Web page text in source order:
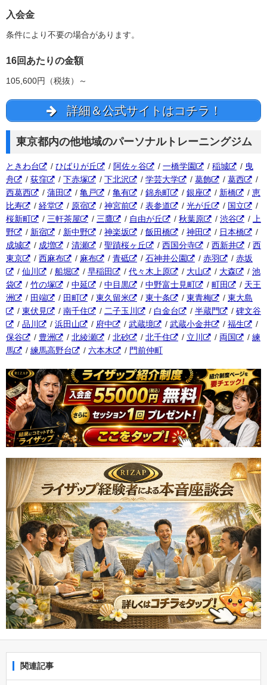
入会金
条件により不要の場合があります。
16回あたりの金額
105,600円（税抜）～
詳細＆公式サイトはコチラ！
東京都内の他地域のパーソナルトレーニングジム
ときわ台 / ひばりが丘 / 阿佐ヶ谷 / 一橋学園 / 稲城 / 曳
舟
/ 荻窪 / 下赤塚 / 下北沢 / 学芸大学 / 葛飾 / 葛西
/
西葛西
/ 蒲田 / 亀戸 / 亀有 / 錦糸町 / 銀座 / 新橋 / 恵
比寿
/ 経堂 / 原宿 / 神宮前 / 表参道 / 光が丘 / 国立
/
桜新町
/ 三軒茶屋 / 三鷹 / 自由が丘 / 秋葉原 / 渋谷 /
上
野
/ 新宿 / 新中野 / 神楽坂 / 飯田橋 / 神田 / 日本橋
/
成城
/ 成増 / 清瀬 / 聖蹟桜ヶ丘 / 西国分寺 / 西新井 / 西
東京
/ 西麻布 / 麻布 / 青砥 / 石神井公園 / 赤羽 / 赤坂
/ 仙川 / 船堀 / 早稲田 / 代々木上原 / 大山 / 大森 / 池
袋
/ 竹の塚 / 中延 / 中目黒 / 中野富士見町 / 町田 / 天王
洲
/ 田端 / 田町 / 東久留米 / 東十条 / 東青梅 / 東大島
/ 東伏見 / 南千住 / 二子玉川 / 白金台 / 半蔵門 / 碑文谷
/ 品川 / 浜田山 / 府中 / 武蔵境 / 武蔵小金井 / 福生
/
保谷
/ 豊洲 / 北綾瀬 / 北砂 / 北千住 / 立川 / 両国 / 練
馬
/ 練馬高野台 / 六本木 / 門前仲町
関連記事